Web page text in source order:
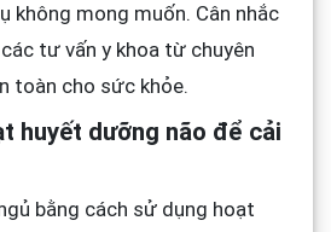
không mong muốn. Cân nhắc
tư vấn y khoa từ chuyên
toàn cho sức khỏe.
huyết dưỡng não để cải
bằng cách sử dụng hoạt